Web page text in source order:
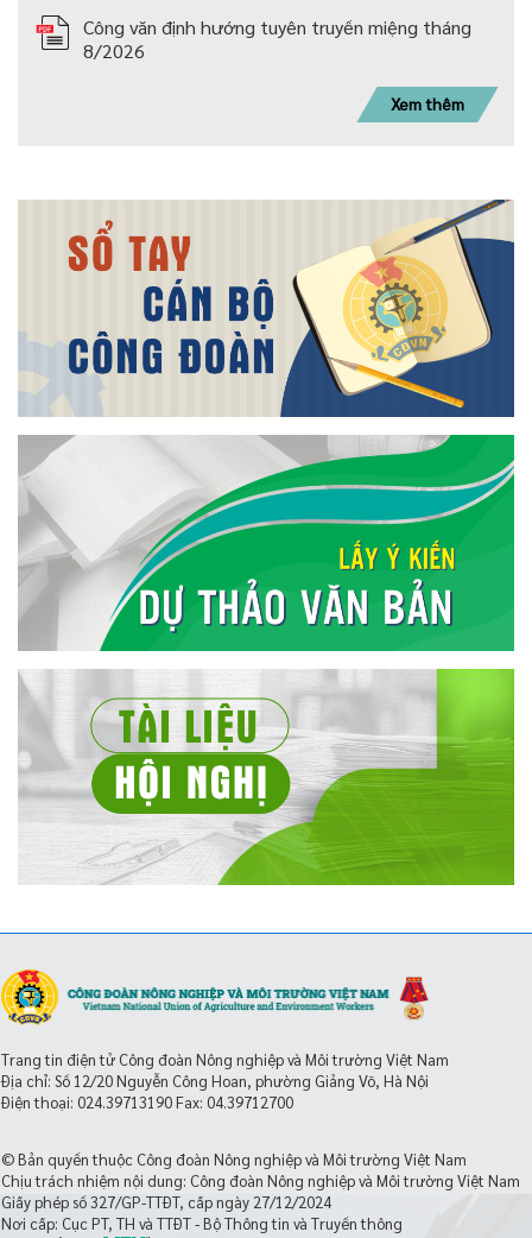
Công văn định hướng tuyên truyền miệng tháng
8/2026
Xem thêm
Trang tin điện tử Công đoàn Nông nghiệp và Môi trường Việt Nam
Địa chỉ: Số 12/20 Nguyễn Công Hoan, phường Giảng Võ, Hà Nội
Điện thoại: 024.39713190Fax: 04.39712700
© Bản quyền thuộc Công đoàn Nông nghiệp và Môi trường Việt Nam
Chịu trách nhiệm nội dung: Công đoàn Nông nghiệp và Môi trường Việt Nam
Giấy phép số 327/GP-TTĐT, cấp ngày 27/12/2024
Nơi cấp: Cục PT, TH và TTĐT - Bộ Thông tin và Truyền thông